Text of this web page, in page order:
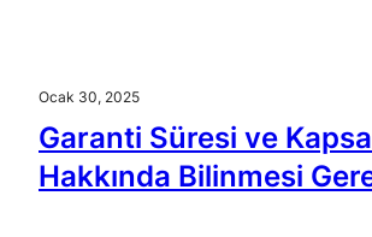
Ocak 30, 2025
Garanti Süresi ve
Hakkında Bilinmesi